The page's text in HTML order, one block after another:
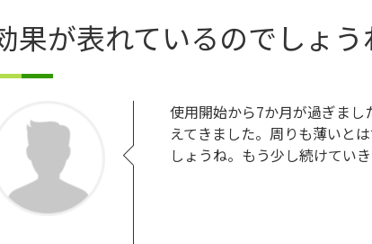
果が表れているのでしょう
使用開始から7か月が過ぎま
えてきました。周りも薄いと
しょうね。もう少し続けてい